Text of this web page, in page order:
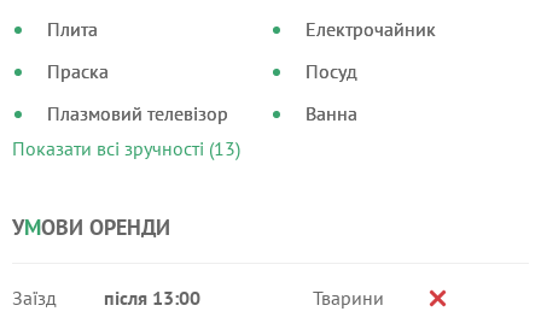
Плита
Праска
Плазмовий телевізор
Електрочайник
Посуд
Ванна
Показати всі зручності (13)
УМОВИ ОРЕНДИ
Заїзд
після 13:00
Тварини